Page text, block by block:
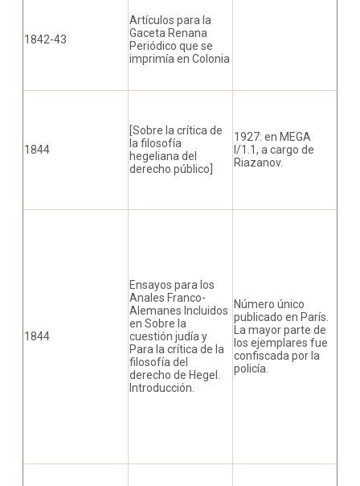
1842-43
Artículos para la
Gaceta Renana
Periódico que se
imprimía en Colonia
1844
[Sobre la crítica de
la filosofía
hegeliana del
derecho público]
1927: en MEGA
I/1.1, a cargo de
Riazanov.
1844
Ensayos para los
Anales Franco-
Alemanes Incluidos
en Sobre la
cuestión judía y
Para la crítica de la
filosofía del
derecho de Hegel.
Introducción.
Número único
publicado en París.
La mayor parte de
los ejemplares fue
confiscada por la
policía.